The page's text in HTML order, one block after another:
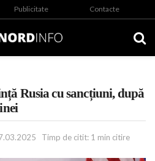
Publicitate Contacte
Rusia cu sancțiuni, după
Timp de citit: 1 min citire